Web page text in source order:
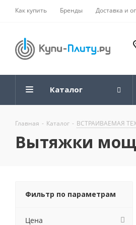
Как купить Бренды Доставка и
Каталог
Главная - Каталог - ВСТРАИВАЕМАЯ
Вытяжки
Фильтр по параметрам
Цена